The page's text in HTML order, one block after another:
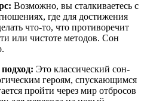
Возможно, вы сталкиваетесь с
где для достижения
что-то, что противоречит
или чистоте методов. Сон
Это классический сон-
героям, спускающимся
пройти через мир отбросов